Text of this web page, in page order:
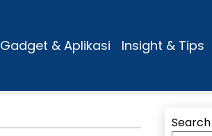
Gadget & Aplikasi Insight & Tips
Search